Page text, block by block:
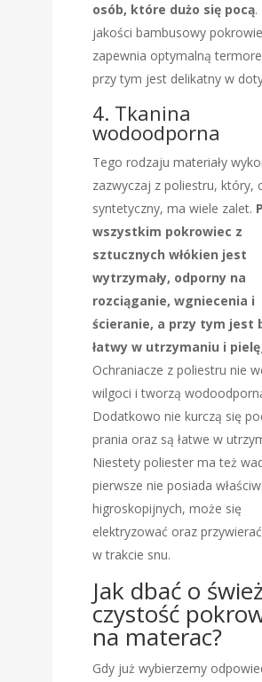
osób, które dużo się pocą.
jakości bambusowy
zapewnia optymalną
przy tym jest delikatny w
4. Tkanina
wodoodporna
Tego rodzaju materiały
zazwyczaj z poliestru, który,
syntetyczny, ma wiele zalet.
wszystkim pokrowiec z
sztucznych włókien jest
wytrzymały, odporny na
rozciąganie, wgniecenia i
ścieranie, a przy tym jest
łatwy w utrzymaniu i
Ochraniacze z poliestru nie
wilgoci i tworzą
Dodatkowo nie kurczą się
prania oraz są łatwe w
Niestety poliester ma też
pierwsze nie posiada
higroskopijnych, może się
elektryzować oraz
w trakcie snu.
Jak dbać o
czystość
na materac?
Gdy już wybierzemy